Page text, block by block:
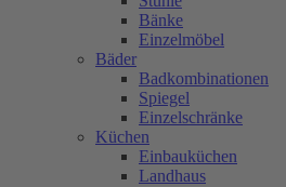
Bänke
Einzelmöbel
Bäder
Badkombinationen
Spiegel
Einzelschränke
Küchen
Einbauküchen
Landhaus